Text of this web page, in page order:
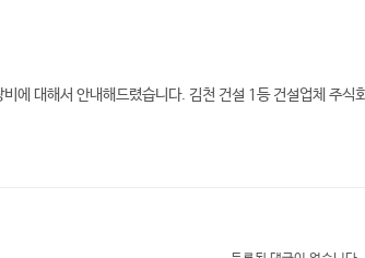
에 대해서 안내해드렸습니다. 김천 건설 1등 건설업체 주식